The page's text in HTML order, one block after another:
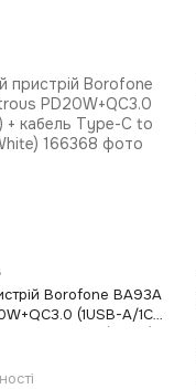
Borofone BA93A
(1USB-A/1C)